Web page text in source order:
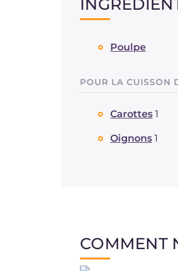
Poulpe
POUR LA CUISSON
Carottes 1
Oignons 1
COMMENT